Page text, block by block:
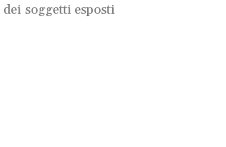
soggetti esposti